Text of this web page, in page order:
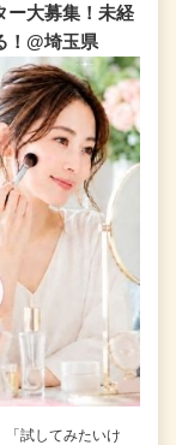
ー大募集！未経
！@埼玉県
「試してみたいけ